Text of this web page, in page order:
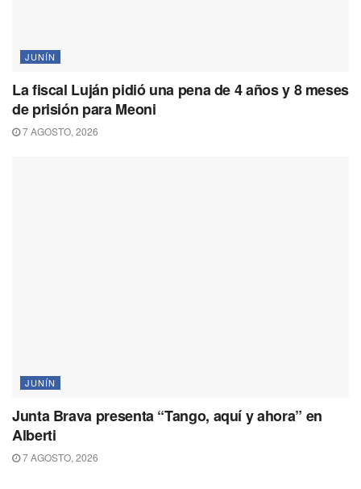
JUNÍN
La fiscal Luján pidió una pena de 4 años y 8 meses
de prisión para Meoni
7 AGOSTO, 2026
JUNÍN
Junta Brava presenta “Tango, aquí y ahora” en
Alberti
7 AGOSTO, 2026